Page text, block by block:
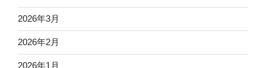
2026年3月
2026年2月
2026年1月